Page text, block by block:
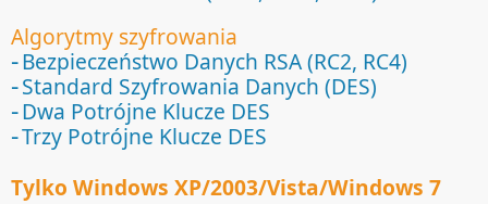
Algorytmy szyfrowania
Bezpieczeństwo Danych RSA (RC2, RC4)
Standard Szyfrowania Danych (DES)
Dwa Potrójne Klucze DES
Trzy Potrójne Klucze DES
Tylko Windows XP/2003/Vista/Windows 7